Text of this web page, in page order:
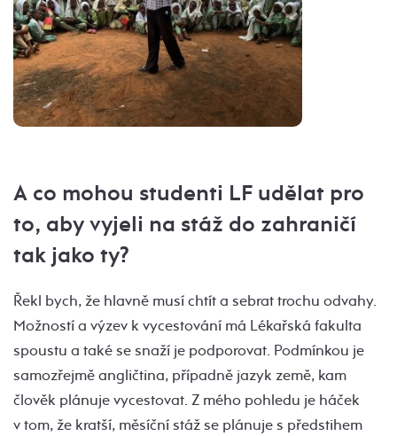
A co mohou studenti LF udělat pro
to, aby vyjeli na stáž do zahraničí
tak jako ty?
Řekl bych, že hlavně musí chtít a sebrat trochu odvahy.
Možností a výzev k vycestování má Lékařská fakulta
spoustu a také se snaží je podporovat. Podmínkou je
samozřejmě angličtina, případně jazyk země, kam
člověk plánuje vycestovat. Z mého pohledu je háček
v tom, že kratší, měsíční stáž se plánuje s předstihem